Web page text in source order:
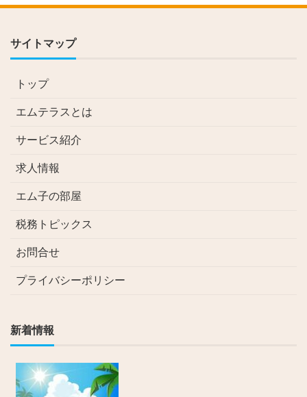
サイトマップ
トップ
エムテラスとは
サービス紹介
求人情報
エム子の部屋
税務トピックス
お問合せ
プライバシーポリシー
新着情報